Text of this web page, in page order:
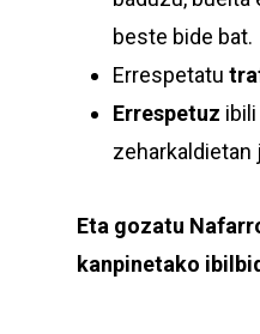
beste bide bat.
Errespetatu
Errespetuz
zeharkaldietan
Eta gozatu
kanpinetako